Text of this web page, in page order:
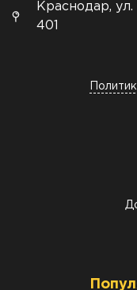
Краснодар,
401